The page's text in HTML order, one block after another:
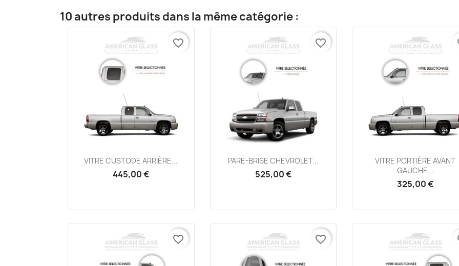
10 autres produits dans la même catégorie :
Aperçu rapide
VITRE CUSTODE ARRIÈRE...
445,00 €
favorite_border
Aperçu rapide
PARE-BRISE CHEVROLET...
525,00 €
favorite_border
Aperçu rapide
VITRE PORTIÈRE AVANT
GAUCHE...
325,00 €
favorite_border favorite_border